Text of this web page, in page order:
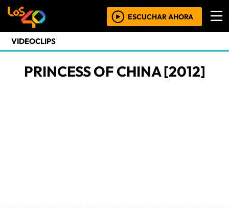
ESCUCHAR AHORA
VIDEOCLIPS
PRINCESS OF CHINA [2012]